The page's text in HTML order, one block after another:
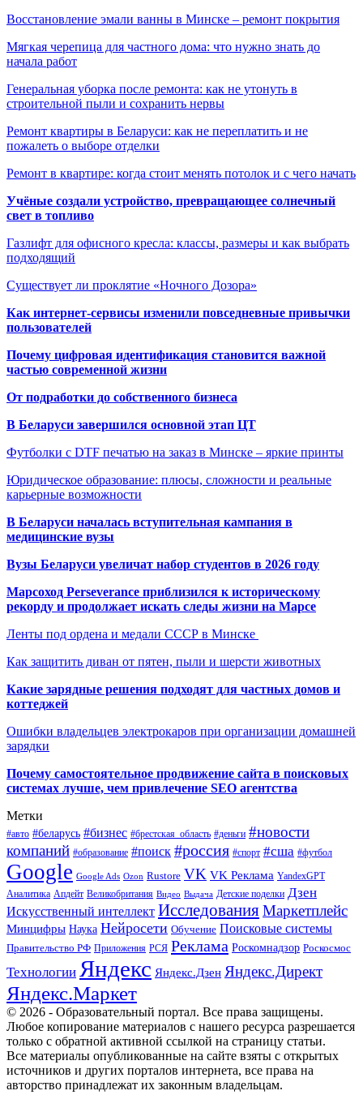
Восстановление эмали ванны в Минске – ремонт покрытия
Мягкая черепица для частного дома: что нужно знать до
начала работ
Генеральная уборка после ремонта: как не утонуть в
строительной пыли и сохранить нервы
Ремонт квартиры в Беларуси: как не переплатить и не
пожалеть о выборе отделки
Ремонт в квартире: когда стоит менять потолок и с чего начать
Учёные создали устройство, превращающее солнечный
свет в топливо
Газлифт для офисного кресла: классы, размеры и как выбрать
подходящий
Существует ли проклятие «Ночного Дозора»
Как интернет-сервисы изменили повседневные привычки
пользователей
Почему цифровая идентификация становится важной
частью современной жизни
От подработки до собственного бизнеса
В Беларуси завершился основной этап ЦТ
Футболки с DTF печатью на заказ в Минске – яркие принты
Юридическое образование: плюсы, сложности и реальные
карьерные возможности
В Беларуси началась вступительная кампания в
медицинские вузы
Вузы Беларуси увеличат набор студентов в 2026 году
Марсоход Perseverance приблизился к историческому
рекорду и продолжает искать следы жизни на Марсе
Ленты под ордена и медали СССР в Минске
Как защитить диван от пятен, пыли и шерсти животных
Какие зарядные решения подходят для частных домов и
коттеджей
Ошибки владельцев электрокаров при организации домашней
зарядки
Почему самостоятельное продвижение сайта в поисковых
системах лучше, чем привлечение SEO агентства
Метки
#авто #беларусь #бизнес #брестская_область #деньги #новости
компаний #образование #поиск #россия #спорт #сша #футбол
Google Google Ads Ozon Rustore VK VK Реклама YandexGPT
Аналитика Апдейт Великобритания Видео Выдача Детские поделки Дзен
Искусственный интеллект ИсследованияМаркетплейс
Минцифры Наука Нейросети Обучение Поисковые системы
Правительство РФ Приложения РСЯ Реклама Роскомнадзор Роскосмос
Технологии Яндекс Яндекс.Дзен Яндекс.Директ
Яндекс.Маркет
© 2026 - Образовательный портал. Все права защищены.
Любое копирование материалов с нашего ресурса разрешается
только с обратной активной ссылкой на страницу статьи.
Все материалы опубликованные на сайте взяты с открытых
источников и других порталов интернета, все права на
авторство принадлежат их законным владельцам.